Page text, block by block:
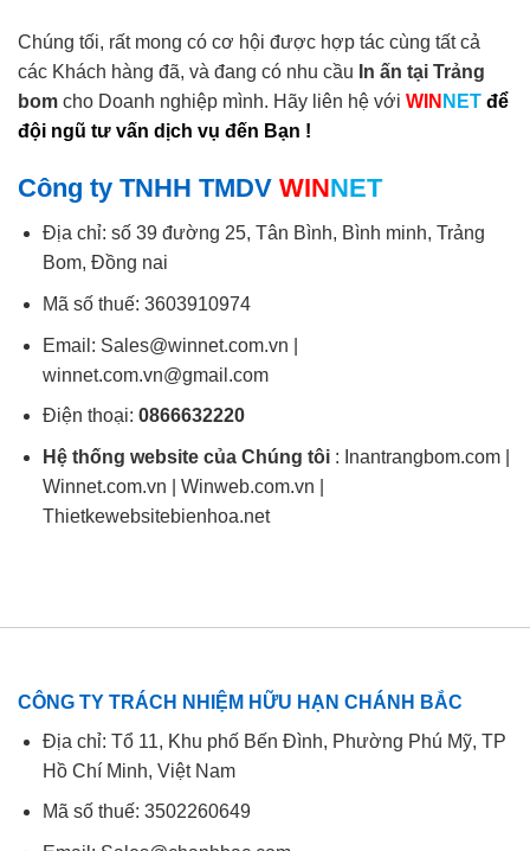
Chúng tối, rất mong có cơ hội được hợp tác cùng tất cả
các Khách hàng đã, và đang có nhu cầu In ấn tại Trảng
bom cho Doanh nghiệp mình. Hãy liên hệ với WIN NET để
đội ngũ tư vấn dịch vụ đến Bạn !
Công ty TNHH TMDV WINNET
Địa chỉ: số 39 đường 25, Tân Bình, Bình minh, Trảng
Bom, Đồng nai
Mã số thuế: 3603910974
Email: Sales@winnet.com.vn |
winnet.com.vn@gmail.com
Điện thoại: 0866632220
Hệ thống website của Chúng tôi: Inantrangbom.com |
Winnet.com.vn | Winweb.com.vn |
Thietkewebsitebienhoa.net
CÔNG TY TRÁCH NHIỆM HỮU HẠN CHÁNH BẮC
Địa chỉ: Tổ 11, Khu phố Bến Đình, Phường Phú Mỹ, TP
Hồ Chí Minh, Việt Nam
Mã số thuế: 3502260649